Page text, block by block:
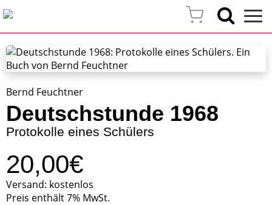
Bernd Feuchtner
Deutschstunde 1968
Protokolle eines Schülers
20,00€
Versand: kostenlos
Preis enthält 7% MwSt.